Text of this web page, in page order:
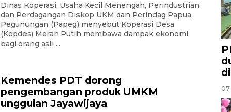
Dinas Koperasi, Usaha Kecil Menengah, Perindustrian
dan Perdagangan Diskop UKM dan Perindag Papua
Pegunungan (Papeg) menyebut Koperasi Desa
(Kopdes) Merah Putih membawa dampak ekonomi
bagi orang asli ...
Kemendes PDT dorong
pengembangan produk UMKM
unggulan Jayawijaya
07